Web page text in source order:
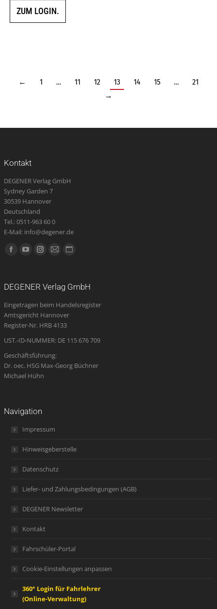
ZUM LOGIN.
← 1 … 11 12 13 14 15 …
21
→
Kontakt
DEGENER Verlag GmbH
Sydney Garden 7
30539 Hannover
Deutschland
Tel.: 0511-963 60 0
E-Mail: info@degener.de
Finden Sie uns auf:
Facebook
new
window
YouTube
new
window
Instagram
new
window
E-
opens
in
new
Website
new
DEGENER Verlag GmbH
Eingetragen beim Handelsregister
Amtsgericht Hannover
Register-Nr. HRB 4133
UST.-ID-NUMMER: DE 115 676 709
Geschäftsführung:
Dr. oec. HSG Max-Georg Büchner
Michael Hühn
Navigation
Impressum
Hinweisgeberstelle
Datenschutz
Liefer- und Zahlungsbedingungen (AGB)
DEGENER Newsletter
Kontakt
Fahrschüler-Portal
Cookie-Einstellungen anpassen
360° Login für Fahrlehrer
(Online-Verwaltung)